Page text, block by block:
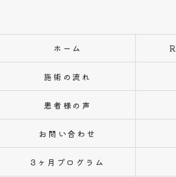
ホーム
施術の流れ
患者様の声
お問い合わせ
3ヶ月プログラム